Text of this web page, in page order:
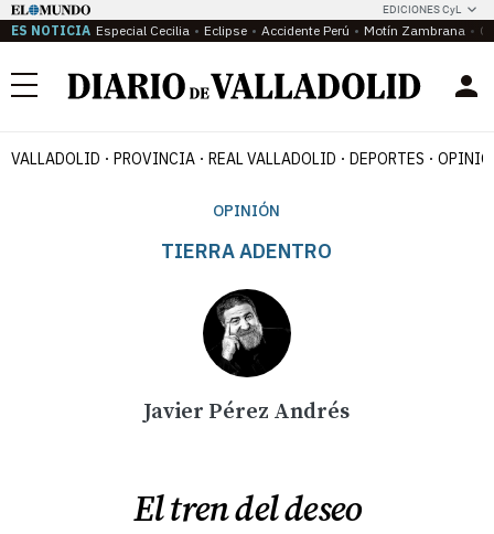
EDICIONES CyL
ES NOTICIA Especial Cecilia Eclipse Accidente Perú Motín Zambrana
Menú
VALLADOLID PROVINCIA REAL VALLADOLID DEPORTES
OPINIÓN
TIERRA ADENTRO
Javier Pérez Andrés
El tren del deseo